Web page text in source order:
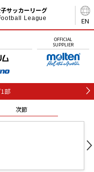
EN
サッカーリーグ
League
OFFICIAL
SUPPLIER
部
次節